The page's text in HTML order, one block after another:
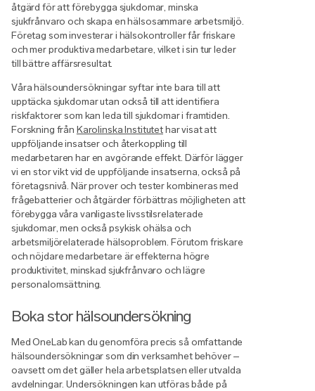
åtgärd för att förebygga sjukdomar, minska
sjukfrånvaro och skapa en hälsosammare arbetsmiljö.
Företag som investerar i hälsokontroller får friskare
och mer produktiva medarbetare, vilket i sin tur leder
till bättre affärsresultat.
Våra hälsoundersökningar syftar inte bara till att
upptäcka sjukdomar utan också till att identifiera
riskfaktorer som kan leda till sjukdomar i framtiden.
Forskning från Karolinska Institutethar visat att
uppföljande insatser och återkoppling till
medarbetaren har en avgörande effekt. Därför lägger
vi en stor vikt vid de uppföljande insatserna, också på
företagsnivå. När prover och tester kombineras med
frågebatterier och åtgärder förbättras möjligheten att
förebygga våra vanligaste livsstilsrelaterade
sjukdomar, men också psykisk ohälsa och
arbetsmiljörelaterade hälsoproblem. Förutom friskare
och nöjdare medarbetare är effekterna högre
produktivitet, minskad sjukfrånvaro och lägre
personalomsättning.
Boka stor hälsoundersökning
Med OneLab kan du genomföra precis så omfattande
hälsoundersökningar som din verksamhet behöver –
oavsett om det gäller hela arbetsplatsen eller utvalda
avdelningar. Undersökningen kan utföras både på